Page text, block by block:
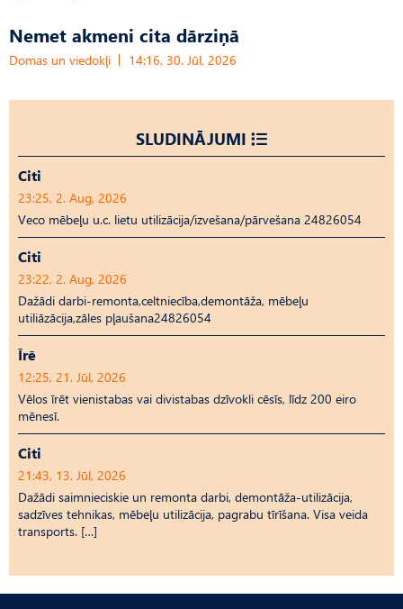
Nemet akmeni cita dārziņā
Domas un viedokļi 14:16, 30. Jūl, 2026
SLUDINĀJUMI
Citi
23:25, 2. Aug, 2026
Veco mēbeļu u.c. lietu utilizācija/izvešana/pārvešana 24826054
Citi
23:22, 2. Aug, 2026
Dažādi darbi-remonta,celtniecība,demontāža, mēbeļu
utiliāzācija,zāles pļaušana24826054
Īrē
12:25, 21. Jūl, 2026
Vēlos īrēt vienistabas vai divistabas dzīvokli cēsīs, līdz 200 eiro
mēnesī.
Citi
21:43, 13. Jūl, 2026
Dažādi saimnieciskie un remonta darbi, demontāža-utilizācija,
sadzīves tehnikas, mēbeļu utilizācija, pagrabu tīrīšana. Visa veida
transports. […]